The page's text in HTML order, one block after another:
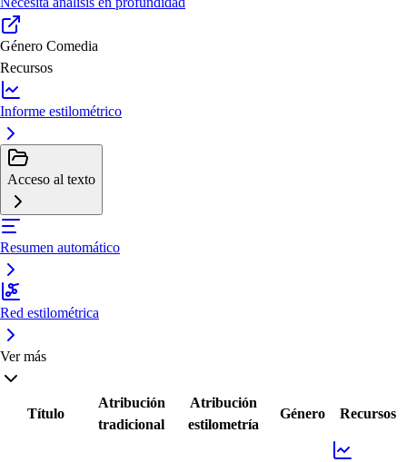
Género Comedia
Recursos
Informe estilométrico
Acceso al texto
Resumen automático
Red estilométrica
Ver más
Título
Atribución
tradicional
Atribución
estilometría
Género Recursos